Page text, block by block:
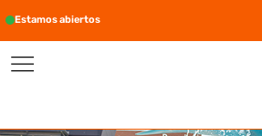
Estamos abiertos